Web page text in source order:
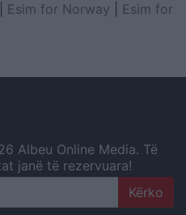
Esim for Norway
Esim for
Albeu Online Media. Të
janë të rezervuara!